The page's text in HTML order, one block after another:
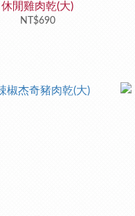
休閒雞肉乾(大)
NT$690